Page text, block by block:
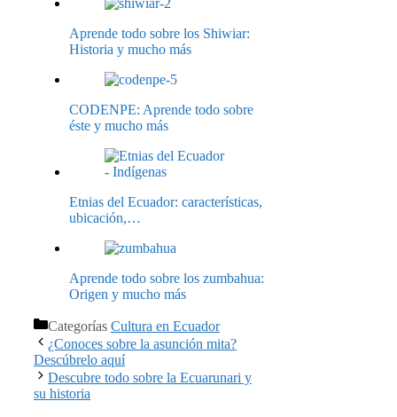
Aprende todo sobre los Shiwiar:
Historia y mucho más
CODENPE: Aprende todo sobre
éste y mucho más
Etnias del Ecuador: características,
ubicación,…
Aprende todo sobre los zumbahua:
Origen y mucho más
Categorías Cultura en Ecuador
¿Conoces sobre la asunción mita?
Descúbrelo aquí
Descubre todo sobre la Ecuarunari y
su historia